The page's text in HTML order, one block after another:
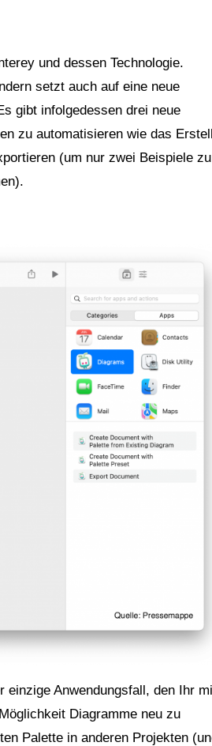
und dessen Technologie.
setzt auch auf eine neue
gibt infolgedessen drei neue
zu automatisieren wie das
(um nur zwei Beispiele zu
Anwendungsfall, den Ihr
Diagramme neu zu
Palette in anderen Projekten